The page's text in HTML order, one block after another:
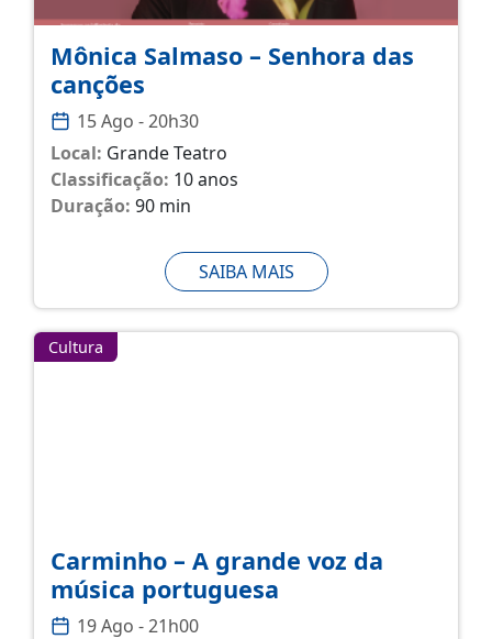
Mônica Salmaso – Senhora das
canções
15 Ago - 20h30
Local: Grande Teatro
Classificação: 10 anos
Duração: 90 min
SAIBA MAIS
Cultura
Carminho – A grande voz da
música portuguesa
19 Ago - 21h00